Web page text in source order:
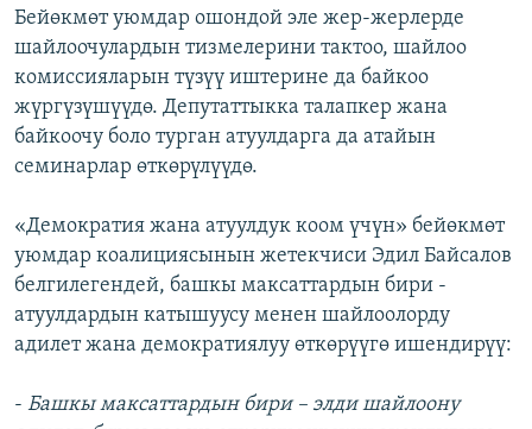
Бейөкмөт уюмдар ошондой эле жер-жерлерде
шайлоочулардын тизмелерини тактоо, шайлоо
комиссияларын түзүү иштерине да байкоо
жүргүзүшүүдө. Депутаттыкка талапкер жана
байкоочу боло турган атуулдарга да атайын
семинарлар өткөрүлүүдө.
«Демократия жана атуулдук коом үчүн» бейөкмөт
уюмдар коалициясынын жетекчиси Эдил Байсалов
белгилегендей, башкы максаттардын бири -
атуулдардын катышуусу менен шайлоолорду
адилет жана демократиялуу өткөрүүгө ишендирүү:
- Башкы максаттардын бири – элди шайлоону